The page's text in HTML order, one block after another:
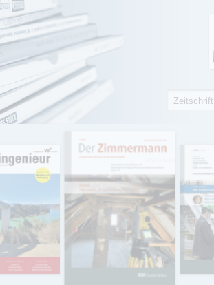
Suchformular